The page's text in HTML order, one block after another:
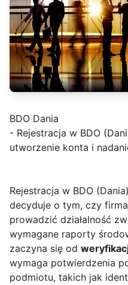
BDO Dania
- Rejestracja w BDO
utworzenie konta i
Rejestracja w BDO
decyduje o tym, czy
prowadzić działalność
wymagane raporty
zaczyna się od
wymaga potwierdzenia
podmiotu, takich jak